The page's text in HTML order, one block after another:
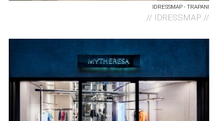
IDRESSMAP - TRAPANI
// IDRESSMAP //